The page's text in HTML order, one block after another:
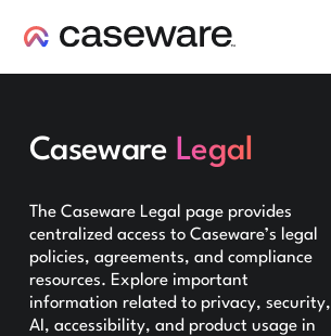
Caseware Legal
The Caseware Legal page provides
centralized access to Caseware’s legal
policies, agreements, and compliance
resources. Explore important
information related to privacy, security,
AI, accessibility, and product usage in